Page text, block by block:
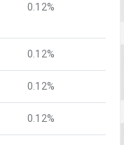
0.12%
0.12%
0.12%
0.12%